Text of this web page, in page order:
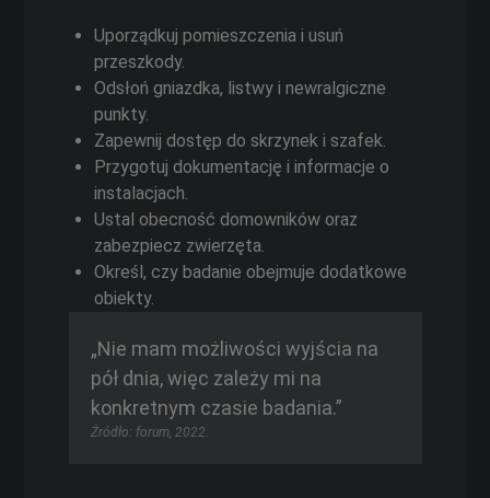
Uporządkuj pomieszczenia i usuń
przeszkody.
Odsłoń gniazdka, listwy i newralgiczne
punkty.
Zapewnij dostęp do skrzynek i szafek.
Przygotuj dokumentację i informacje o
instalacjach.
Ustal obecność domowników oraz
zabezpiecz zwierzęta.
Określ, czy badanie obejmuje dodatkowe
obiekty.
„Nie mam możliwości wyjścia na
pół dnia, więc zależy mi na
konkretnym czasie badania.”
Źródło: forum, 2022.